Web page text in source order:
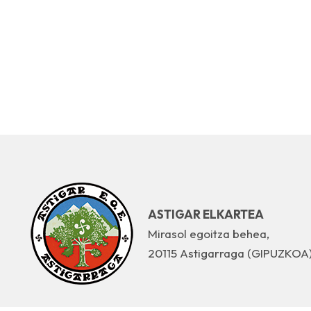
ASTIGAR ELKARTEA
Mirasol egoitza behea,
20115 Astigarraga